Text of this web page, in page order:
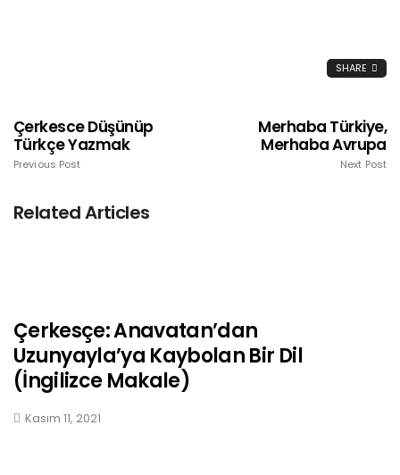
SHARE
Çerkesce Düşünüp
Türkçe Yazmak
Previous Post
Merhaba Türkiye,
Merhaba Avrupa
Next Post
Related Articles
Çerkesçe: Anavatan’dan
Uzunyayla’ya Kaybolan Bir Dil
(İngilizce Makale)
Kasım 11, 2021